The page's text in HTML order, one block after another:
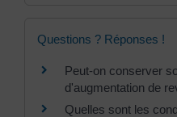
Questions ? Réponses !
Peut-on conserver
d'augmentation de
Quelles sont les